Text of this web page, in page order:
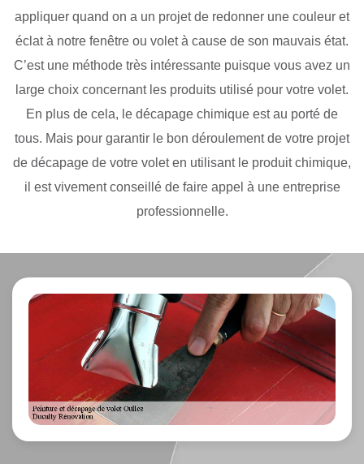
appliquer quand on a un projet de redonner une couleur et
éclat à notre fenêtre ou volet à cause de son mauvais état.
C’est une méthode très intéressante puisque vous avez un
large choix concernant les produits utilisé pour votre volet.
En plus de cela, le décapage chimique est au porté de
tous. Mais pour garantir le bon déroulement de votre projet
de décapage de votre volet en utilisant le produit chimique,
il est vivement conseillé de faire appel à une entreprise
professionnelle.